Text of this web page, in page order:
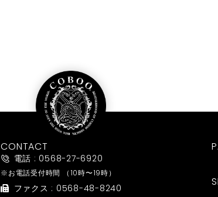
CONTACT
電話 : 0568-27-6920
※お電話受付時間 （10時〜19時）
ファクス : 0568-48-8240